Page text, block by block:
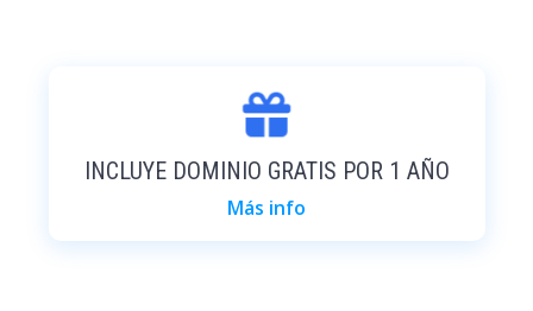
INCLUYE DOMINIO GRATIS POR 1 AÑO
Más info